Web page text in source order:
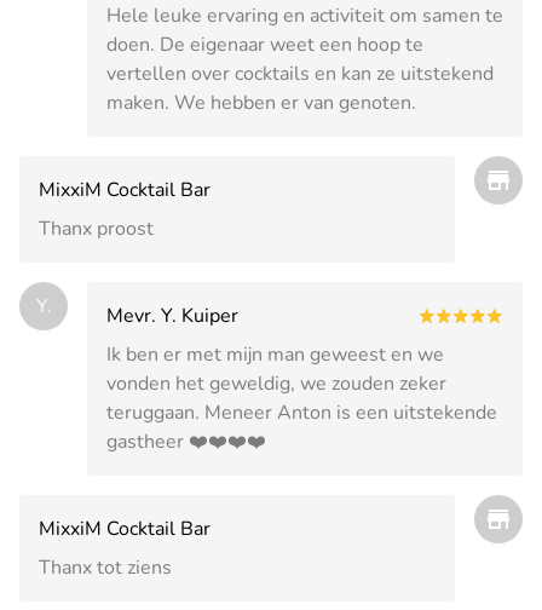
Hele leuke ervaring en activiteit om samen te
doen. De eigenaar weet een hoop te
vertellen over cocktails en kan ze uitstekend
maken. We hebben er van genoten.
MixxiM Cocktail Bar
Thanx proost
Y.
Mevr. Y. Kuiper
Ik ben er met mijn man geweest en we
vonden het geweldig, we zouden zeker
teruggaan. Meneer Anton is een uitstekende
gastheer ❤️❤️❤️❤️
MixxiM Cocktail Bar
Thanx tot ziens